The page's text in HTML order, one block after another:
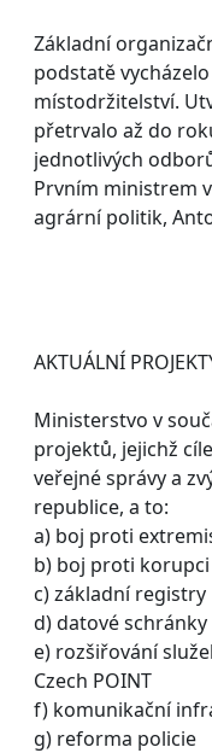
Základní
podstatě
místodržitelství.
přetrvalo až do
jednotlivých
Prvním ministrem
agrární politik,
AKTUÁLNÍ
Ministerstvo v
projektů, jejichž
veřejné správy a
republice, a to:
a) boj proti
b) boj proti korupci
c) základní registry
d) datové schránky
e) rozšiřování
Czech POINT
f) komunikační
g) reforma policie